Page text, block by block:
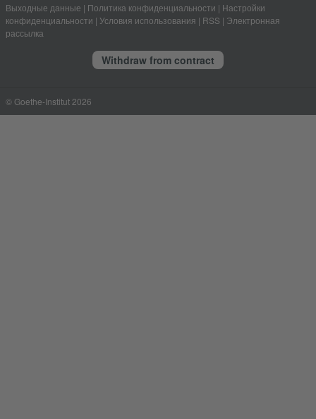
Выходные данные | Политика конфиденциальности | Настройки
конфиденциальности | Условия использования | RSS | Электронная
рассылка
Withdraw from contract
© Goethe-Institut 2026